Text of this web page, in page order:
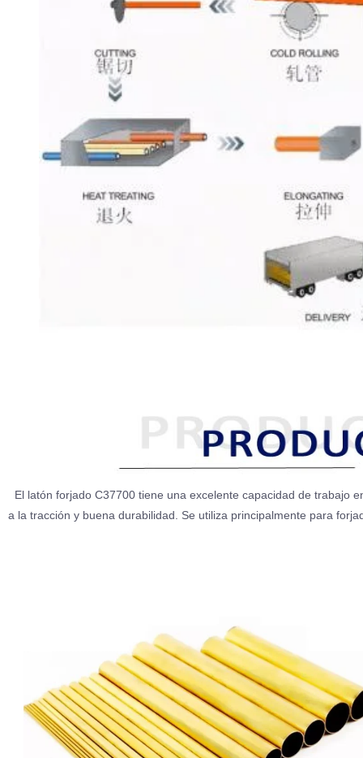
El latón forjado C37700 tiene una excelente capacidad de trabajo
a la tracción y buena durabilidad. Se utiliza principalmente para